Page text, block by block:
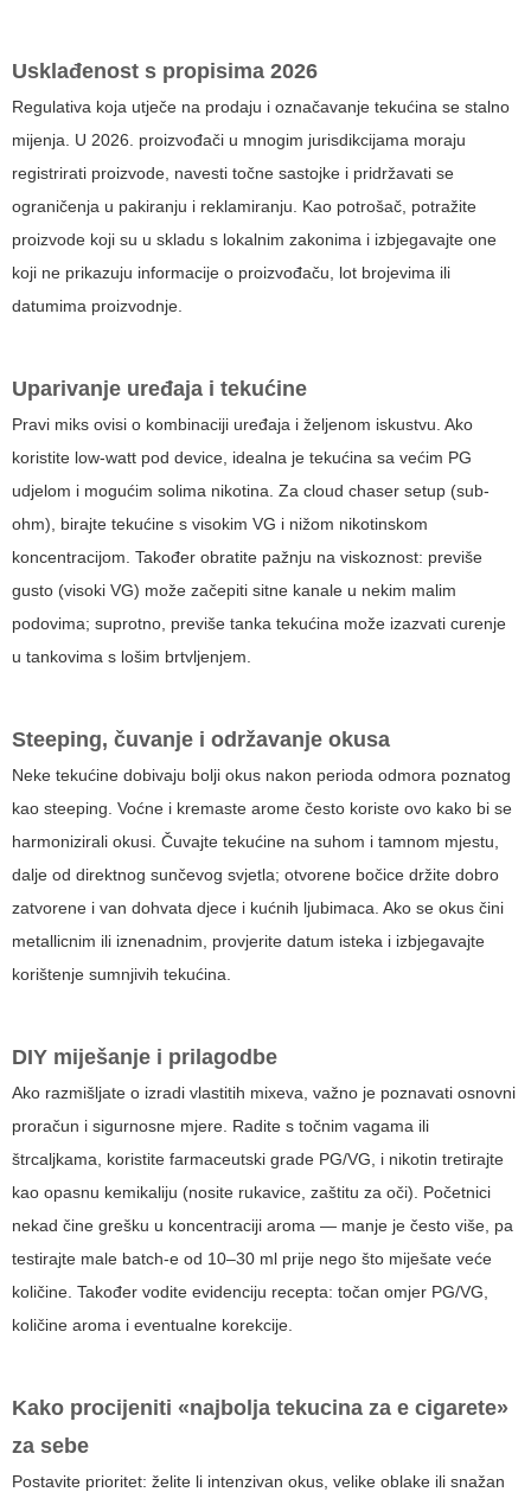
Usklađenost s propisima 2026
Regulativa koja utječe na prodaju i označavanje tekućina se stalno
mijenja. U 2026. proizvođači u mnogim jurisdikcijama moraju
registrirati proizvode, navesti točne sastojke i pridržavati se
ograničenja u pakiranju i reklamiranju. Kao potrošač, potražite
proizvode koji su u skladu s lokalnim zakonima i izbjegavajte one
koji ne prikazuju informacije o proizvođaču, lot brojevima ili
datumima proizvodnje.
Uparivanje uređaja i tekućine
Pravi miks ovisi o kombinaciji uređaja i željenom iskustvu. Ako
koristite low-watt pod device, idealna je tekućina sa većim PG
udjelom i mogućim solima nikotina. Za cloud chaser setup (sub-
ohm), birajte tekućine s visokim VG i nižom nikotinskom
koncentracijom. Također obratite pažnju na viskoznost: previše
gusto (visoki VG) može začepiti sitne kanale u nekim malim
podovima; suprotno, previše tanka tekućina može izazvati curenje
u tankovima s lošim brtvljenjem.
Steeping, čuvanje i održavanje okusa
Neke tekućine dobivaju bolji okus nakon perioda odmora poznatog
kao steeping. Voćne i kremaste arome često koriste ovo kako bi se
harmonizirali okusi. Čuvajte tekućine na suhom i tamnom mjestu,
dalje od direktnog sunčevog svjetla; otvorene bočice držite dobro
zatvorene i van dohvata djece i kućnih ljubimaca. Ako se okus čini
metallicnim ili iznenadnim, provjerite datum isteka i izbjegavajte
korištenje sumnjivih tekućina.
DIY miješanje i prilagodbe
Ako razmišljate o izradi vlastitih mixeva, važno je poznavati osnovni
proračun i sigurnosne mjere. Radite s točnim vagama ili
štrcaljkama, koristite farmaceutski grade PG/VG, i nikotin tretirajte
kao opasnu kemikaliju (nosite rukavice, zaštitu za oči). Početnici
nekad čine grešku u koncentraciji aroma — manje je često više, pa
testirajte male batch-e od 10–30 ml prije nego što miješate veće
količine. Također vodite evidenciju recepta: točan omjer PG/VG,
količine aroma i eventualne korekcije.
Kako procijeniti «najbolja tekucina za e cigarete»
za sebe
Postavite prioritet: želite li intenzivan okus, velike oblake ili snažan